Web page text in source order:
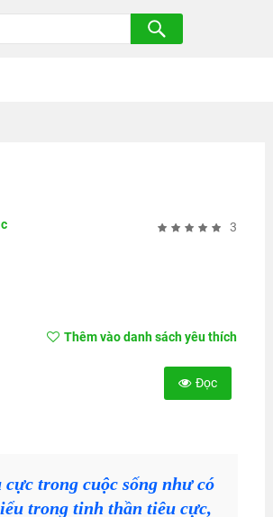
3
Thêm vào danh sách yêu thích
Đọc
trong cuộc sống như có
trong tinh thần tiêu cực,